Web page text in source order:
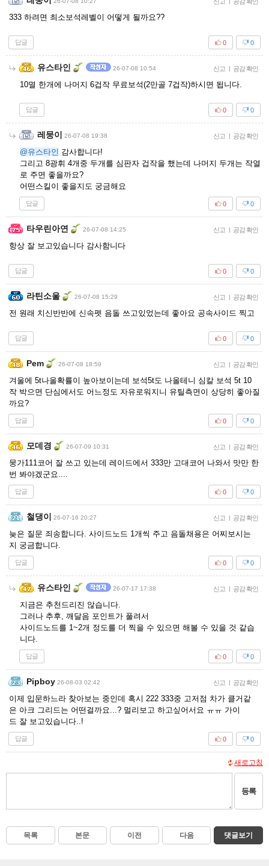
333 하려면 최소보석레벨이 어떻게 될까요??
답글 0
0
유스타인 26-07-08 10:54 신고 | 공감 확인
10멸 한개에 나머지 6겁작 무료보석(2만골 7겁작)하시면 됩니다.
답글 0
0
레뭉이 26-07-08 19:38 신고 | 공감 확인
@유스타인 감사합니다!
그리고 8광휘 4개중 두개를 심판자 겁작을 했는데 나머지 두개는 작열
로 주면 좋을까요?
어떤스킬이 좋을지도 궁금해요
답글 0
0
타우린아연 26-07-08 14:25 신고 | 공감 확인
항상 잘 보고있습니다 감사함니다
답글 0
0
라틴소울 26-07-08 15:29 신고 | 공감 확인
전 원래 치신반반에 신속펫 음돌 쓰고있었는데 좋아요 공속사이드 찍고
답글 0
0
Pem 26-07-08 18:59 신고 | 공감 확인
겨울에 5t나올확률이 높아보이는데 보석5t도 나올테니 심칼 보석 5t 10
작 박으면 단심에서도 어느정도 자유로워지니 유틸측면이 상당히 좋아질
까요?
답글 0
0
모데경 26-07-09 10:31 신고 | 공감 확인
뭉가111코어 잘 쓰고 있는데 레이드에서 333만 고대코어 나와서 맛만 한
번 봐야겠군요....
답글 0
0
철댕이 26-07-16 20:27 신고 | 공감 확인
늦은 질문 죄송합니다. 사이드노드 1개씩 주고 음돌채용은 어찌보시는
지 궁금합니다.
답글 0
0
유스타인 26-07-17 17:38 신고 | 공감 확인
지금은 추천드리진 않습니다.
그러나 추후, 깨달음 포인트가 풀려서
사이드노드를 1~2개 정도를 더 찍을 수 있으면 해볼 수 있을 것 같습
니다.
답글 0
0
Pipboy 26-08-03 02:42 신고 | 공감 확인
이제 입문하느라 찾아보는 중인데 혹시 222 333중 고저점 차가 클거같
은 아크 그리드는 어떤걸까요...? 멀리보고 하고싶어서요 ㅠㅠ 가이
드 잘 보고있습니다..!
답글 0
0
새로고침
등록
목록 본문 이전 다음 댓글보기